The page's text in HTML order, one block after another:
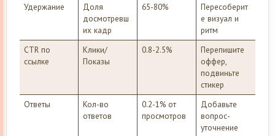
Удержание
Доля
досмотревш
их кадр
65-80%
Пересоберит
е визуал и
ритм
CTR по
ссылке
Клики/
Показы
0.8-2.5%
Перепишите
оффер,
подвиньте
стикер
Ответы
Кол-во
ответов
0.2-1% от
просмотров
Добавьте
вопрос-
уточнение